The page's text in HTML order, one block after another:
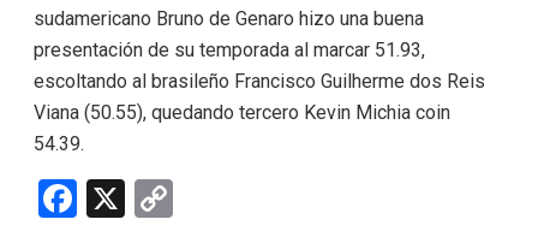
sudamericano Bruno de Genaro hizo una buena
presentación de su temporada al marcar 51.93,
escoltando al brasileño Francisco Guilherme dos Reis
Viana (50.55), quedando tercero Kevin Michia coin
54.39.
F X C